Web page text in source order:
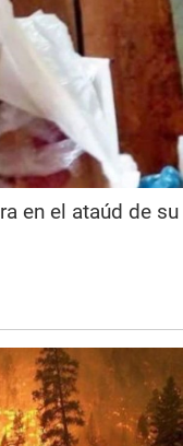
en el ataúd de su